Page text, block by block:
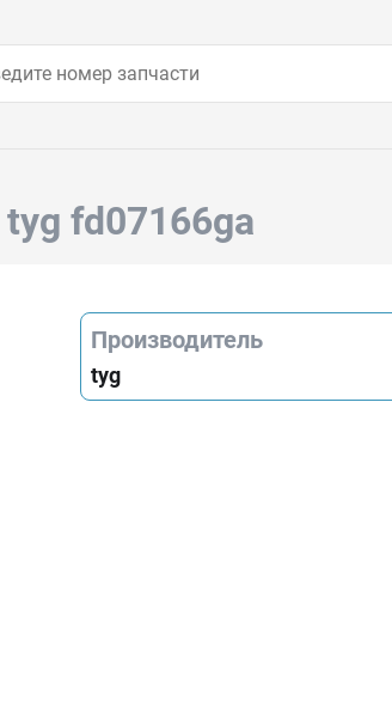
tyg fd07166ga
Производитель
tyg